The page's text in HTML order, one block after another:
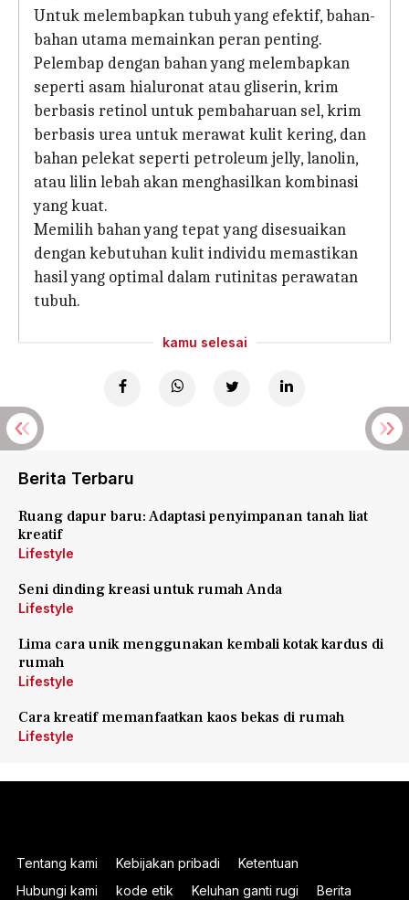
Untuk melembapkan tubuh yang efektif, bahan-
bahan utama memainkan peran penting.
Pelembap dengan bahan yang melembapkan
seperti asam hialuronat atau gliserin, krim
berbasis retinol untuk pembaharuan sel, krim
berbasis urea untuk merawat kulit kering, dan
bahan pelekat seperti petroleum jelly, lanolin,
atau lilin lebah akan menghasilkan kombinasi
yang kuat.
Memilih bahan yang tepat yang disesuaikan
dengan kebutuhan kulit individu memastikan
hasil yang optimal dalam rutinitas perawatan
tubuh.
kamu selesai
Berita Terbaru
Ruang dapur baru: Adaptasi penyimpanan tanah liat
kreatif
Lifestyle
Seni dinding kreasi untuk rumah Anda
Lifestyle
Lima cara unik menggunakan kembali kotak kardus di
rumah
Lifestyle
Cara kreatif memanfaatkan kaos bekas di rumah
Lifestyle
Tentang kami Kebijakan pribadi
Ketentuan
Hubungi kami
kode etik Keluhan ganti rugi Berita